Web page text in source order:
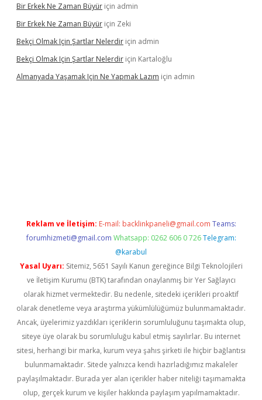
Bir Erkek Ne Zaman Büyür için admin
Bir Erkek Ne Zaman Büyür için Zeki
Bekçi Olmak Için Şartlar Nelerdir için admin
Bekçi Olmak Için Şartlar Nelerdir için Kartaloğlu
Almanyada Yaşamak Için Ne Yapmak Lazım için admin
Reklam ve İletişim: E-mail: backlinkpaneli@gmail.com Teams:
forumhizmeti@gmail.com Whatsapp: 0262 606 0 726 Telegram:
@karabul
Yasal Uyarı: Sitemiz, 5651 Sayılı Kanun gereğince Bilgi Teknolojileri
ve İletişim Kurumu (BTK) tarafından onaylanmış bir Yer Sağlayıcı
olarak hizmet vermektedir. Bu nedenle, sitedeki içerikleri proaktif
olarak denetleme veya araştırma yükümlülüğümüz bulunmamaktadır.
Ancak, üyelerimiz yazdıkları içeriklerin sorumluluğunu taşımakta olup,
siteye üye olarak bu sorumluluğu kabul etmiş sayılırlar. Bu internet
sitesi, herhangi bir marka, kurum veya şahıs şirketi ile hiçbir bağlantısı
bulunmamaktadır. Sitede yalnızca kendi hazırladığımız makaleler
paylaşılmaktadır. Burada yer alan içerikler haber niteliği taşımamakta
olup, gerçek kurum ve kişiler hakkında paylaşım yapılmamaktadır.